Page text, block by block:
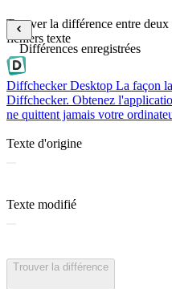
Trouver la différence entre deux
fichiers texte
Différences enregistrées
Diffchecker Desktop La façon
Diffchecker. Obtenez
ne quittent jamais votre
Texte d'origine
Texte modifié
Trouver la différence